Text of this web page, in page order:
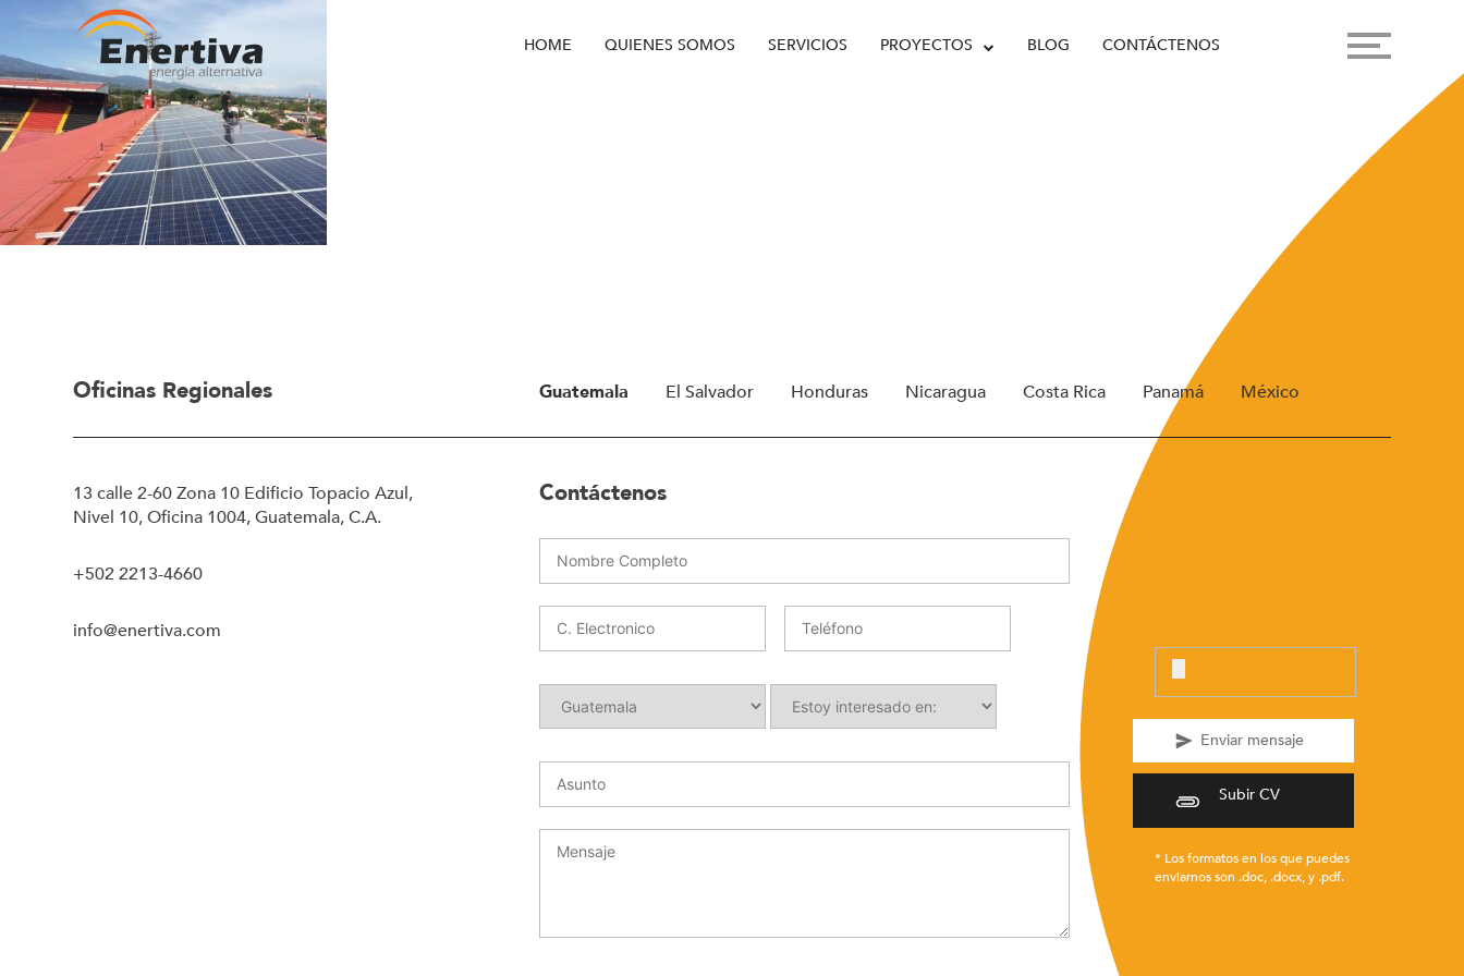
HOME QUIENES SOMOS SERVICIOS PROYECTOS BLOG CONTÁCTENOS
Oficinas Regionales Guatemala El Salvador Honduras Nicaragua Costa Rica Panamá México
13 calle 2-60 Zona 10 Edificio Topacio Azul,
Nivel 10, Oficina 1004, Guatemala, C.A.
+502 2213-4660
info@enertiva.com
Contáctenos
Subir CV
* Los formatos en los que puedes
enviarnos son .doc, .docx, y .pdf.